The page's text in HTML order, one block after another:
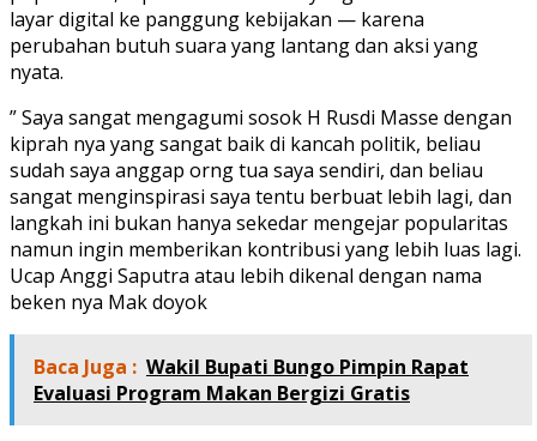
layar digital ke panggung kebijakan — karena
perubahan butuh suara yang lantang dan aksi yang
nyata.
” Saya sangat mengagumi sosok H Rusdi Masse dengan
kiprah nya yang sangat baik di kancah politik, beliau
sudah saya anggap orng tua saya sendiri, dan beliau
sangat menginspirasi saya tentu berbuat lebih lagi, dan
langkah ini bukan hanya sekedar mengejar popularitas
namun ingin memberikan kontribusi yang lebih luas lagi.
Ucap Anggi Saputra atau lebih dikenal dengan nama
beken nya Mak doyok
Baca Juga : Wakil Bupati Bungo Pimpin Rapat
Evaluasi Program Makan Bergizi Gratis